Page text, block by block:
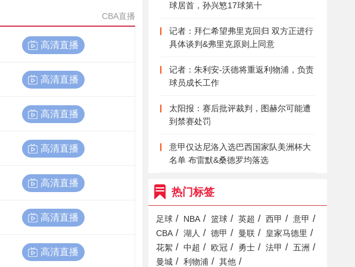
CBA直播
高清直播
高清直播
高清直播
高清直播
高清直播
高清直播
高清直播
球居首，孙兴慜17球第十
记者：拜仁希望弗里克回归 双方正进行
具体谈判&弗里克原则上同意
记者：朱利安-沃德将重返利物浦，负责
球员成长工作
太阳报：赛后批评裁判，图赫尔可能遭
到禁赛处罚
意甲仅达尼洛入选巴西国家队美洲杯大
名单 布雷默&桑德罗均落选
热门标签
足球 / NBA / 篮球 / 英超 / 西甲 / 意甲 /
CBA / 湖人 / 德甲 / 曼联 / 皇家马德里 /
花絮 / 中超 / 欧冠 / 勇士 / 法甲 / 五洲 /
曼城 / 利物浦 / 其他 /